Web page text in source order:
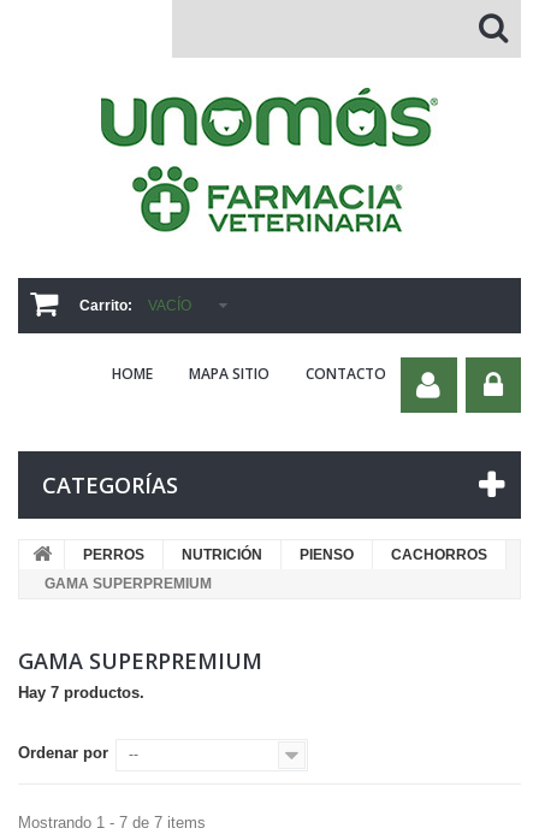
Carrito: VACÍO
HOME MAPA SITIO CONTACTO
CATEGORÍAS
PERROS NUTRICIÓN PIENSO
CACHORROS
GAMA SUPERPREMIUM
GAMA SUPERPREMIUM
Hay 7 productos.
Ordenar por --
Mostrando 1 - 7 de 7 items